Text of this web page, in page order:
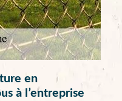
en
à l’entreprise